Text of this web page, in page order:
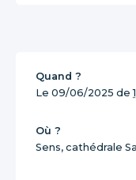
Quand ?
Le 09/06/2025 de
Où ?
Sens, cathédrale